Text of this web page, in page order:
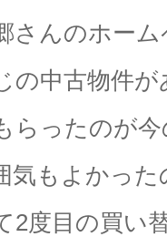
さんのホー
の中古物件
らったのが
気もよかった
2度目の買い